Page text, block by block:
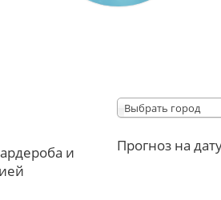
и
Выбрать город
Прогноз на